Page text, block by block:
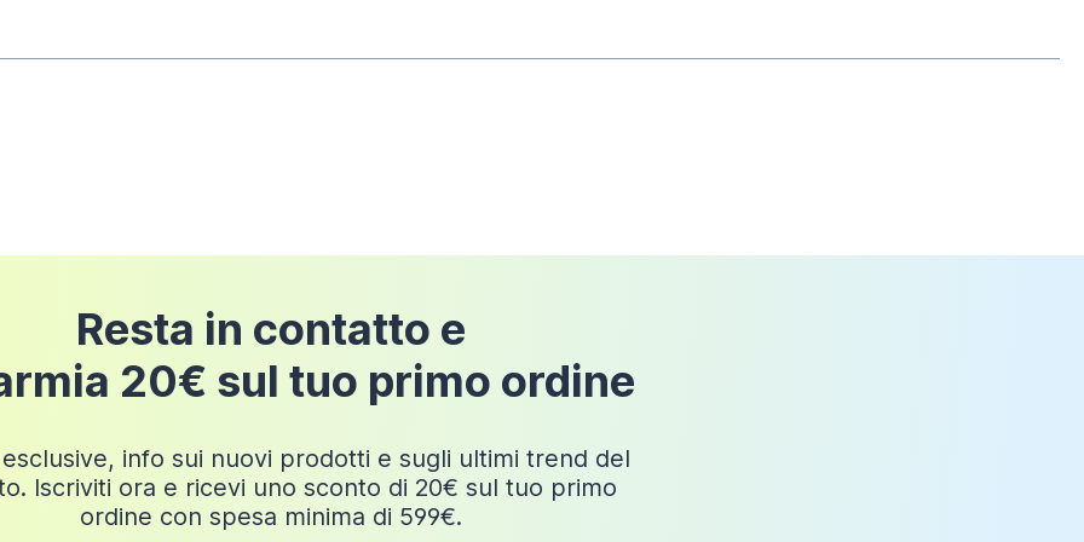
Tigua
Resta in contatto e
20€ sul tuo primo ordine
info sui nuovi prodotti e sugli ultimi trend del
Iscriviti ora e ricevi uno sconto di 20€ sul tuo primo
ordine con spesa minima di 599€.